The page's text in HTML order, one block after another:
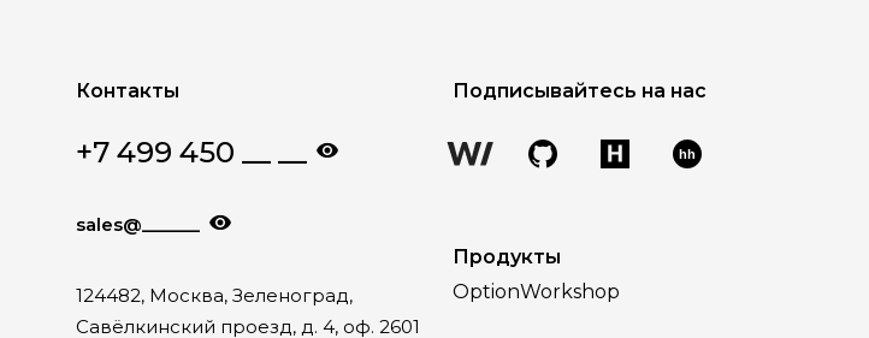
Контакты
+7 499 450 __ __
sales@______
124482, Москва, Зеленоград,
Савёлкинский проезд, д. 4, оф. 2601
Подписывайтесь на нас
hh
Продукты
OptionWorkshop